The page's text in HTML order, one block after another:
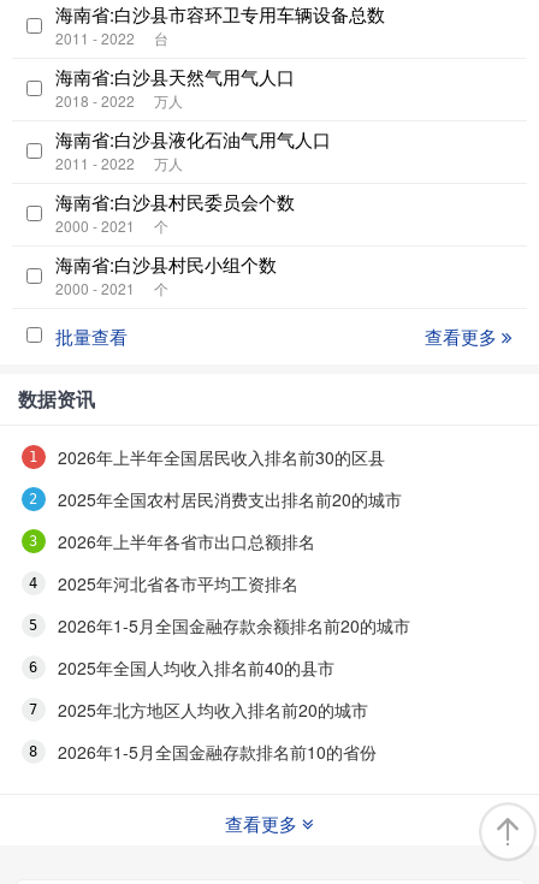
海南省:白沙县市容环卫专用车辆设备总数
2011 - 2022 台
海南省:白沙县天然气用气人口
2018 - 2022 万人
海南省:白沙县液化石油气用气人口
2011 - 2022 万人
海南省:白沙县村民委员会个数
2000 - 2021 个
海南省:白沙县村民小组个数
2000 - 2021 个
批量查看 查看更多
数据资讯
2026年上半年全国居民收入排名前30的区县
2025年全国农村居民消费支出排名前20的城市
2026年上半年各省市出口总额排名
2025年河北省各市平均工资排名
2026年1-5月全国金融存款余额排名前20的城市
2025年全国人均收入排名前40的县市
2025年北方地区人均收入排名前20的城市
2026年1-5月全国金融存款排名前10的省份
查看更多